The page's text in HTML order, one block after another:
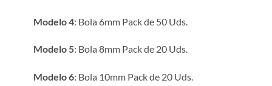
Modelo 4: Bola 6mm Pack de 50 Uds.
Modelo 5: Bola 8mm Pack de 20 Uds.
Modelo 6: Bola 10mm Pack de 20 Uds.